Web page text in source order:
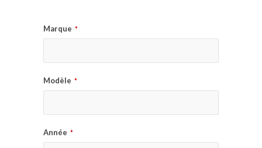
Marque *
Modèle *
Année *